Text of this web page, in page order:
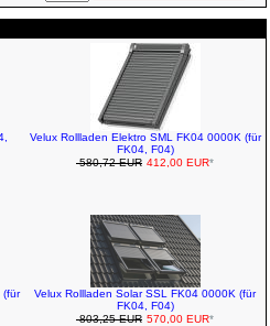
Velux Rollladen Elektro SML FK04 0000K (für
FK04, F04)
580,72 EUR 412,00 EUR*
(für
Velux Rollladen Solar SSL FK04 0000K (für
FK04, F04)
803,25 EUR 570,00 EUR*